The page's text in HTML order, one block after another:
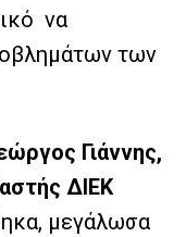
να
των
Γιάννης,
ΔΙΕΚ
μεγάλωσα